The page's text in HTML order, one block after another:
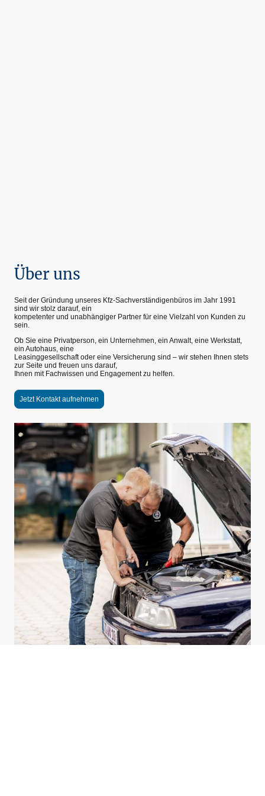
Über uns
Seit der Gründung unseres Kfz-Sachverständigenbüros im Jahr 1991
sind wir stolz darauf, ein
kompetenter und unabhängiger Partner für eine Vielzahl von Kunden zu
sein.
Ob Sie eine Privatperson, ein Unternehmen, ein Anwalt, eine Werkstatt,
ein Autohaus, eine
Leasinggesellschaft oder eine Versicherung sind – wir stehen Ihnen stets
zur Seite und freuen uns darauf,
Ihnen mit Fachwissen und Engagement zu helfen.
Jetzt Kontakt aufnehmen